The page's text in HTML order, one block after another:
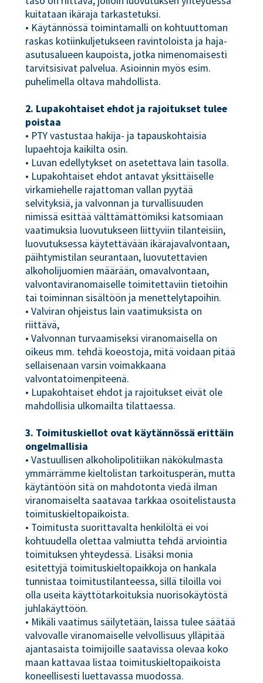
kuitataan ikäraja tarkastetuksi.
• Käytännössä toimintamalli on kohtuuttoman
raskas kotiinkuljetukseen ravintoloista ja haja-
asutusalueen kaupoista, jotka nimenomaisesti
tarvitsisivat palvelua. Asioinnin myös esim.
puhelimella oltava mahdollista.
2. Lupakohtaiset ehdot ja rajoitukset tulee
poistaa
• PTY vastustaa hakija- ja tapauskohtaisia
lupaehtoja kaikilta osin.
• Luvan edellytykset on asetettava lain tasolla.
• Lupakohtaiset ehdot antavat yksittäiselle
virkamiehelle rajattoman vallan pyytää
selvityksiä, ja valvonnan ja turvallisuuden
nimissä esittää välttämättömiksi katsomiaan
vaatimuksia luovutukseen liittyviin tilanteisiin,
luovutuksessa käytettävään ikärajavalvontaan,
päihtymistilan seurantaan, luovutettavien
alkoholijuomien määrään, omavalvontaan,
valvontaviranomaiselle toimitettaviin tietoihin
tai toiminnan sisältöön ja menettelytapoihin.
• Valviran ohjeistus lain vaatimuksista on
riittävä,
• Valvonnan turvaamiseksi viranomaisella on
oikeus mm. tehdä koeostoja, mitä voidaan pitää
sellaisenaan varsin voimakkaana
valvontatoimenpiteenä.
• Lupakohtaiset ehdot ja rajoitukset eivät ole
mahdollisia ulkomailta tilattaessa.
3. Toimituskiellot ovat käytännössä erittäin
ongelmallisia
• Vastuullisen alkoholipolitiikan näkökulmasta
ymmärrämme kieltolistan tarkoitusperän, mutta
käytäntöön sitä on mahdotonta viedä ilman
viranomaiselta saatavaa tarkkaa osoitelistausta
toimituskieltopaikoista.
• Toimitusta suorittavalta henkilöltä ei voi
kohtuudella olettaa valmiutta tehdä arviointia
toimituksen yhteydessä. Lisäksi monia
esitettyjä toimituskieltopaikkoja on hankala
tunnistaa toimitustilanteessa, sillä tiloilla voi
olla useita käyttötarkoituksia nuorisokäytöstä
juhlakäyttöön.
• Mikäli vaatimus säilytetään, laissa tulee säätää
valvovalle viranomaiselle velvollisuus ylläpitää
ajantasaista toimijoille saatavissa olevaa koko
maan kattavaa listaa toimituskieltopaikoista
koneellisesti luettavassa muodossa.